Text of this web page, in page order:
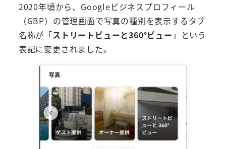
2020年頃から、Googleビジネスプロフィール
（GBP）の管理画面で写真の種別を表示するタブ
名称が「ストリートビューと360°ビュー 」という
表記に変更されました。